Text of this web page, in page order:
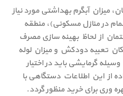
میزان آبگرم بهداشتی مورد نیاز
در منازل مسکونی)، منطقه
از لحاظ بهینه سازی مصرف
تعبیه دودکش و میزان لوله
گرمایشی باید در اختیار
از این اطلاعات دستگاهی با
وری برای خرید منظور گردد.